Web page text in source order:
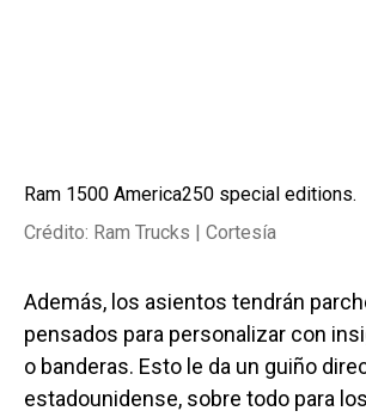
Ram 1500 America250 special editions.
Crédito: Ram Trucks | Cortesía
Además, los asientos tendrán
pensados para personalizar con
o banderas. Esto le da un guiño
estadounidense, sobre todo para